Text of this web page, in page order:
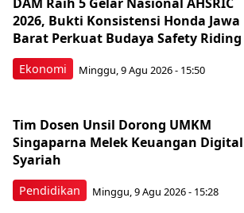
Ekonomi
2026, Bukti Konsistensi Honda Jawa
Barat Perkuat Budaya Safety Riding
Minggu, 9 Agu 2026 - 15:50
Pendidikan
Tim Dosen Unsil Dorong UMKM
Singaparna Melek Keuangan Digital
Syariah
Minggu, 9 Agu 2026 - 15:28